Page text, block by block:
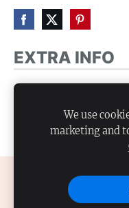
EXTRA INFO
is no extra info, you
block by clicking the
We use
marketing and